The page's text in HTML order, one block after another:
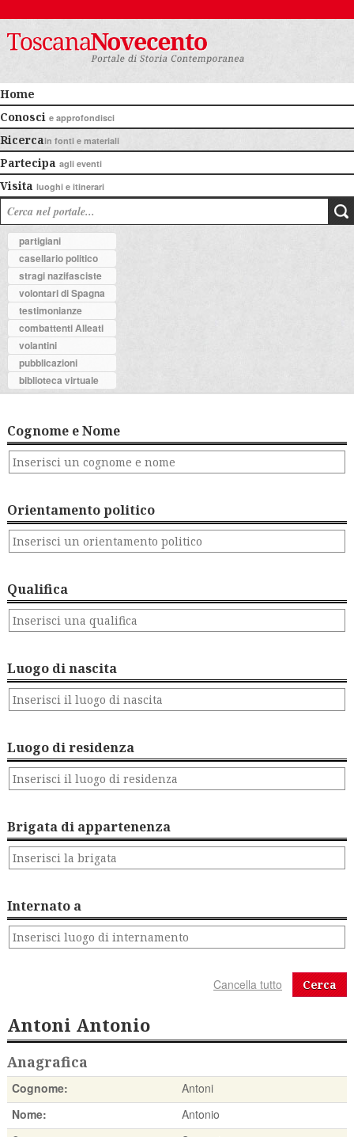
Home
Conosci e approfondisci
Ricercain fonti e materiali
Partecipa agli eventi
Visita luoghi e itinerari
partigiani
casellario politico
stragi nazifasciste
volontari di Spagna
testimonianze
combattenti Alleati
volantini
pubblicazioni
biblioteca virtuale
Cognome e Nome
Orientamento politico
Qualifica
Luogo di nascita
Luogo di residenza
Brigata di appartenenza
Internato a
Cerca
Antoni Antonio
Anagrafica
Cognome:
Antoni
Nome:
Antonio